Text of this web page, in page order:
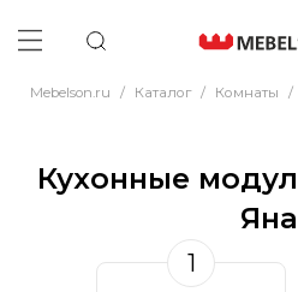
Mebelson.ru / Каталог / Комнаты /
Кухонные
Яна
1